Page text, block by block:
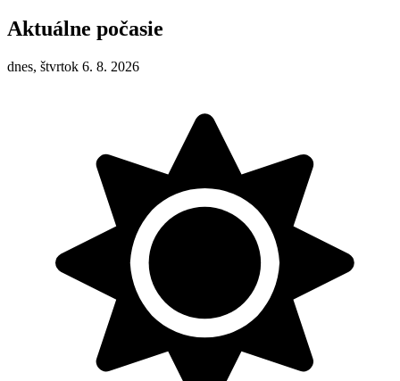
Aktuálne počasie
dnes, štvrtok 6. 8. 2026